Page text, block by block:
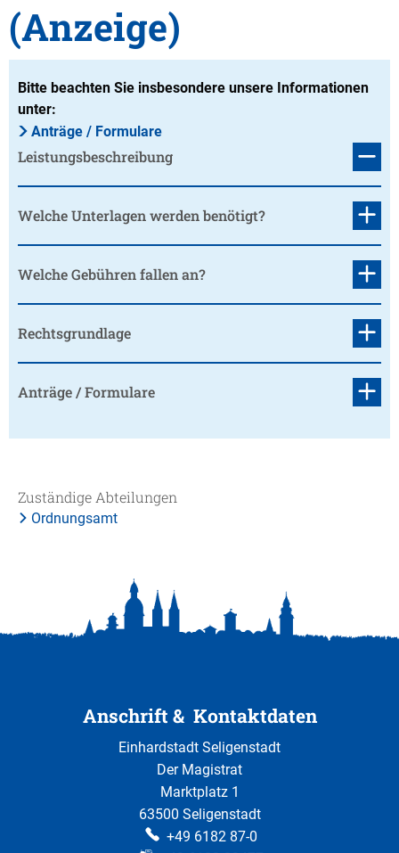
(Anzeige)
Bitte beachten Sie insbesondere unsere Informationen
unter:
Anträge / Formulare
Leistungsbeschreibung
Welche Unterlagen werden benötigt?
Welche Gebühren fallen an?
Rechtsgrundlage
Anträge / Formulare
Zuständige Abteilungen
Ordnungsamt
Anschrift & Kontaktdaten
Einhardstadt Seligenstadt
Der Magistrat
Marktplatz 1
63500 Seligenstadt
+49 6182 87-0